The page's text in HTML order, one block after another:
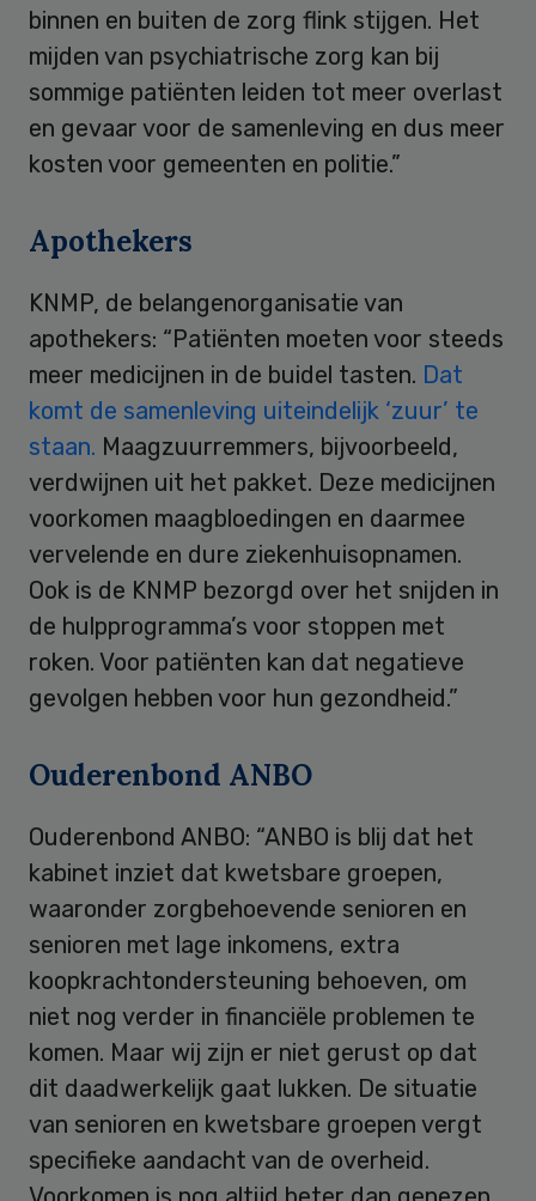
binnen en buiten de zorg flink stijgen. Het
mijden van psychiatrische zorg kan bij
sommige patiënten leiden tot meer overlast
en gevaar voor de samenleving en dus meer
kosten voor gemeenten en politie.”
Apothekers
KNMP, de belangenorganisatie van
apothekers: “Patiënten moeten voor steeds
meer medicijnen in de buidel tasten. Dat
komt de samenleving uiteindelijk ‘zuur’ te
staan. Maagzuurremmers, bijvoorbeeld,
verdwijnen uit het pakket. Deze medicijnen
voorkomen maagbloedingen en daarmee
vervelende en dure ziekenhuisopnamen.
Ook is de KNMP bezorgd over het snijden in
de hulpprogramma’s voor stoppen met
roken. Voor patiënten kan dat negatieve
gevolgen hebben voor hun gezondheid.”
Ouderenbond ANBO
Ouderenbond ANBO: “ANBO is blij dat het
kabinet inziet dat kwetsbare groepen,
waaronder zorgbehoevende senioren en
senioren met lage inkomens, extra
koopkrachtondersteuning behoeven, om
niet nog verder in financiële problemen te
komen. Maar wij zijn er niet gerust op dat
dit daadwerkelijk gaat lukken. De situatie
van senioren en kwetsbare groepen vergt
specifieke aandacht van de overheid.